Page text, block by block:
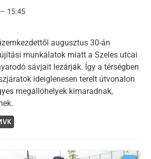
15:45
augusztus 30-án
munkálatok miatt a Szeles utcai
sávjait lezárják. Így a térségben
ideiglenesen terelt útvonalon
megállóhelyek kimaradnak,